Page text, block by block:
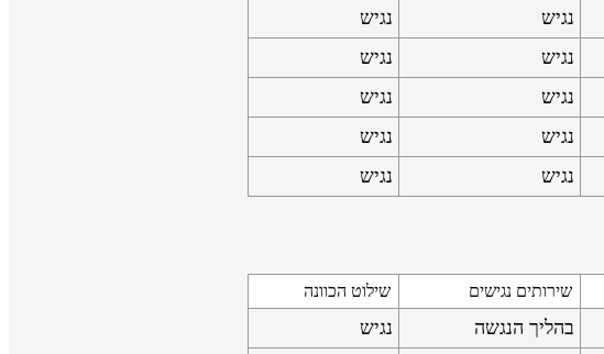
נגיש
נגיש
נגיש
נגיש
נגיש
נגיש
נגיש
נגיש
נגיש נגיש
שירותים נגישים שילוט הכוונה
בהליך הנגשה
נגיש